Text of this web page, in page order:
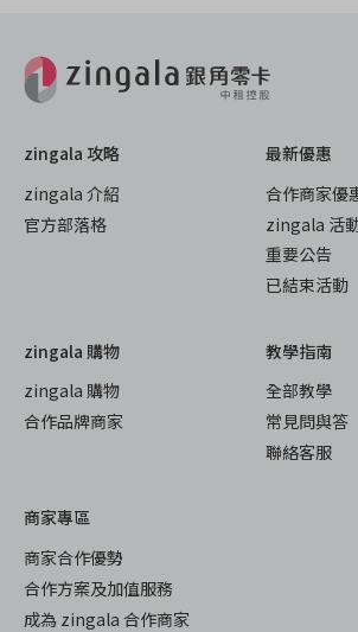
zingala 攻略
zingala 介紹
官方部落格
最新優惠
合作商家優
zingala 活
重要公告
已結束活動
zingala 購物
zingala 購物
合作品牌商家
教學指南
全部教學
常見問與答
聯絡客服
商家專區
商家合作優勢
合作方案及加值服務
成為 zingala 合作商家